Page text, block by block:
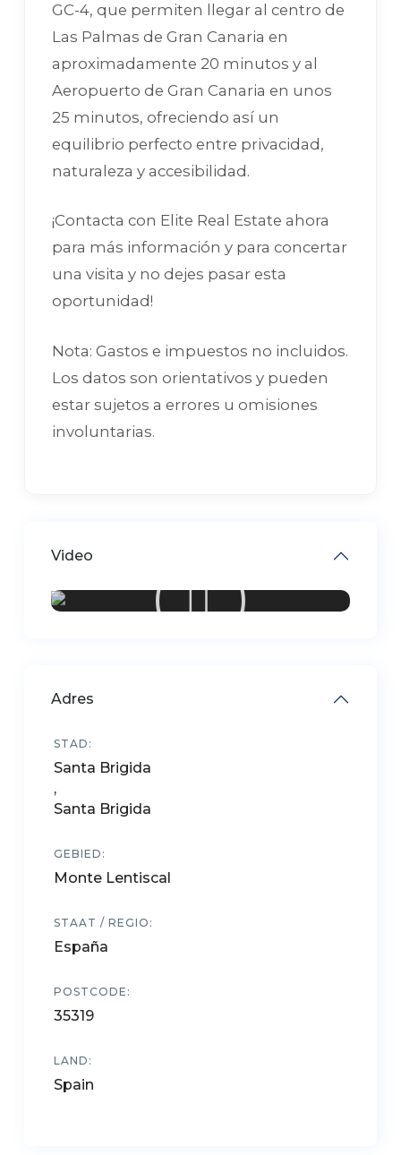
GC-4, que permiten llegar al centro de
Las Palmas de Gran Canaria en
aproximadamente 20 minutos y al
Aeropuerto de Gran Canaria en unos
25 minutos, ofreciendo así un
equilibrio perfecto entre privacidad,
naturaleza y accesibilidad.
¡Contacta con Elite Real Estate ahora
para más información y para concertar
una visita y no dejes pasar esta
oportunidad!
Nota: Gastos e impuestos no incluidos.
Los datos son orientativos y pueden
estar sujetos a errores u omisiones
involuntarias.
Video
Adres
STAD:
Santa Brigida
,
Santa Brigida
GEBIED:
Monte Lentiscal
STAAT / REGIO:
España
POSTCODE:
35319
LAND:
Spain